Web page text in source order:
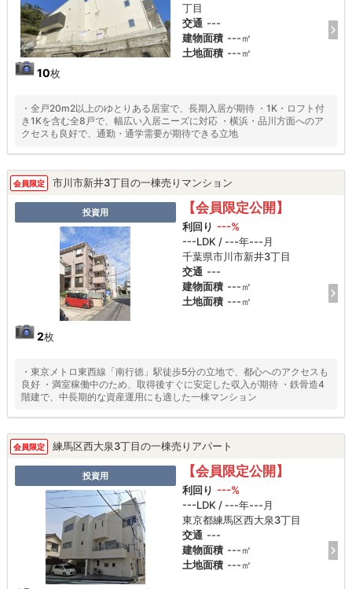
10枚
丁目
交通 ---
建物面積 ---㎡
土地面積 ---㎡
・全戸20m2以上のゆとりある居室で、長期入居が期待 ・1K・ロフト付
き1Kを含む全8戸で、幅広い入居ニーズに対応 ・横浜・品川方面へのア
クセスも良好で、通勤・通学需要が期待できる立地
会員限定 市川市新井3丁目の一棟売りマンション
投資用
2枚
【会員限定公開】
利回り ---%
---LDK / ---年---月
千葉県市川市新井3丁目
交通 ---
建物面積 ---㎡
土地面積 ---㎡
・東京メトロ東西線「南行徳」駅徒歩5分の立地で、都心へのアクセスも
良好 ・満室稼働中のため、取得後すぐに安定した収入が期待 ・鉄骨造4
階建で、中長期的な資産運用にも適した一棟マンション
会員限定 練馬区西大泉3丁目の一棟売りアパート
投資用 【会員限定公開】
利回り ---%
---LDK / ---年---月
東京都練馬区西大泉3丁目
交通 ---
建物面積 ---㎡
土地面積 ---㎡